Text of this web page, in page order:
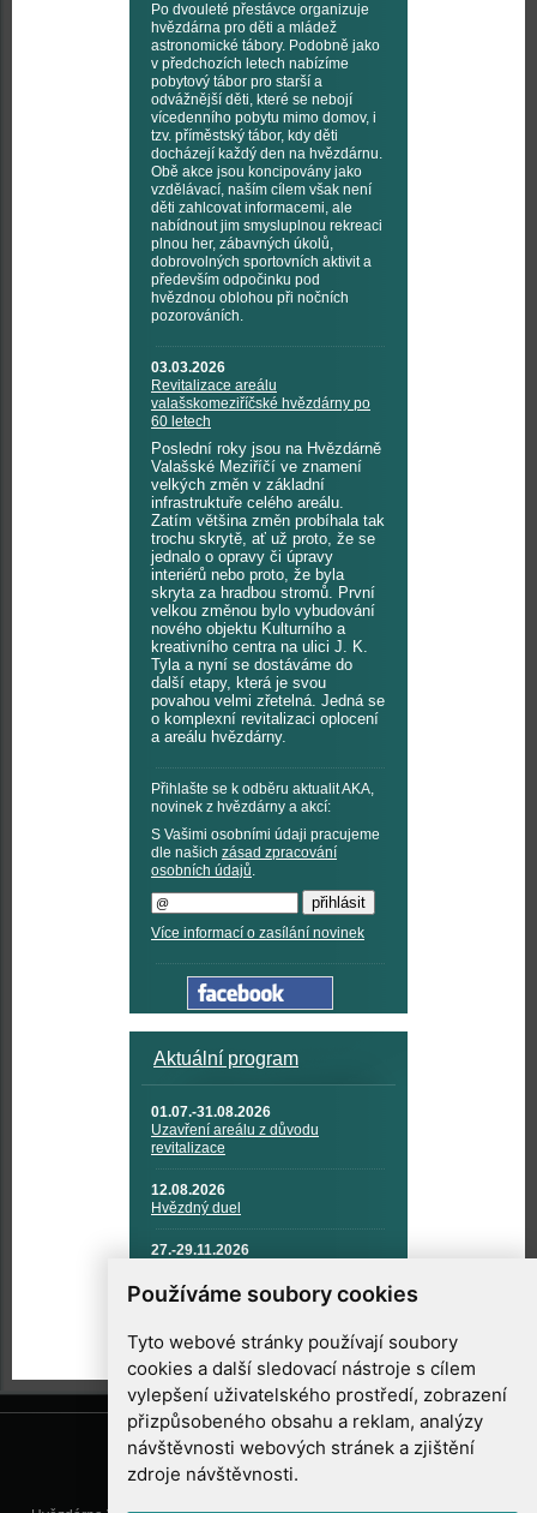
Používáme soubory cookies
Tyto webové stránky používají soubory
cookies a další sledovací nástroje s cílem
vylepšení uživatelského prostředí, zobrazení
přizpůsobeného obsahu a reklam, analýzy
návštěvnosti webových stránek a zjištění
zdroje návštěvnosti.
Po dvouleté přestávce organizuje
hvězdárna pro děti a mládež
astronomické tábory. Podobně jako
v předchozích letech nabízíme
pobytový tábor pro starší a
odvážnější děti, které se nebojí
vícedenního pobytu mimo domov, i
tzv. příměstský tábor, kdy děti
docházejí každý den na hvězdárnu.
Obě akce jsou koncipovány jako
vzdělávací, naším cílem však není
děti zahlcovat informacemi, ale
nabídnout jim smysluplnou rekreaci
plnou her, zábavných úkolů,
dobrovolných sportovních aktivit a
především odpočinku pod
hvězdnou oblohou při nočních
pozorováních.
03.03.2026
Revitalizace areálu
valašskomeziříčské hvězdárny po
60 letech
Poslední roky jsou na Hvězdárně
Valašské Meziříčí ve znamení
velkých změn v základní
infrastruktuře celého areálu.
Zatím většina změn probíhala tak
trochu skrytě, ať už proto, že se
jednalo o opravy či úpravy
interiérů nebo proto, že byla
skryta za hradbou stromů. První
velkou změnou bylo vybudování
nového objektu Kulturního a
kreativního centra na ulici J. K.
Tyla a nyní se dostáváme do
další etapy, která je svou
povahou velmi zřetelná. Jedná se
o komplexní revitalizaci oplocení
a areálu hvězdárny.
Přihlašte se k odběru aktualit AKA,
novinek z hvězdárny a akcí:
S Vašimi osobními údaji pracujeme
dle našich zásad zpracování
osobních údajů.
Více informací o zasílání novinek
Aktuální program
01.07.-31.08.2026
Uzavření areálu z důvodu
revitalizace
12.08.2026
Hvězdný duel
27.-29.11.2026
TECHNIKA A KOSMICKÉ
TECHNOLOGIE